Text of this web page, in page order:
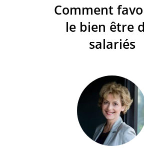
Comment
le bien être
salariés